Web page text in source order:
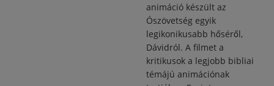
animáció készült az
Ószövetség egyik
legikonikusabb hőséről,
Dávidról. A filmet a
kritikusok a legjobb bibliai
témájú animációnak